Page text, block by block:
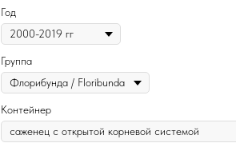
Год
Группа
Контейнер